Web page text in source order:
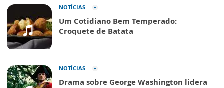
NOTÍCIAS
Um Cotidiano Bem Temperado:
Croquete de Batata
NOTÍCIAS
Drama sobre George Washington lidera